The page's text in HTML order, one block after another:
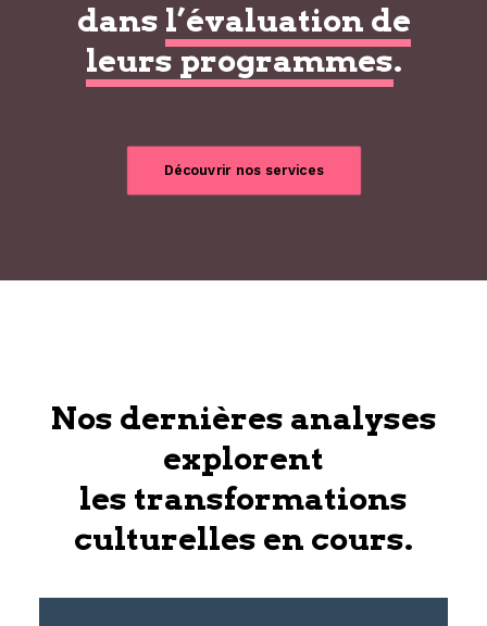
dans l’évaluation de
leurs programmes.
Découvrir nos services
Nos dernières analyses
explorent
les transformations
culturelles en cours.